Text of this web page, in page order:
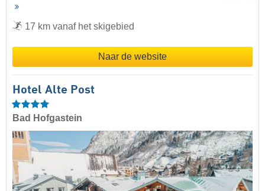
17 km vanaf het skigebied
Naar de website
Hotel Alte Post
Bad Hofgastein